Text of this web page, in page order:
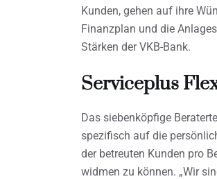
Kunden, gehen auf ihre
Finanzplan und die
Stärken der VKB-Bank.
Serviceplus
Das siebenköpfige
spezifisch auf die
der betreuten Kunden pro
widmen zu können. „Wir